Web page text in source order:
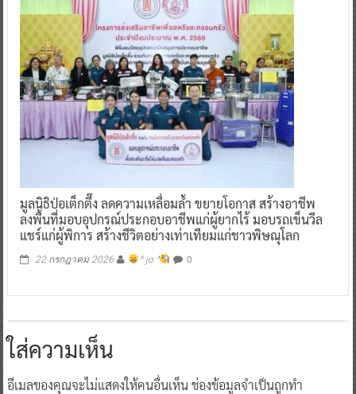
มูลนิธิป่อเต็กตึ๊ง ลดความเหลื่อมล้ำ ขยายโอกาส สร้างอาชีพ
ลงพื้นที่มอบอุปกรณ์ประกอบอาชีพแก่ผู้ยากไร้ มอบรถเข็นวีล
แชร์แก่ผู้พิการ สร้างชีวิตอย่างเท่าเทียมแก่ชาวพิษณุโลก
22 กรกฎาคม 2026 ^ jo ^ 0
ใส่ความเห็น
อีเมลของคุณจะไม่แสดงให้คนอื่นเห็นช่องข้อมูลจำเป็นถูกทำ